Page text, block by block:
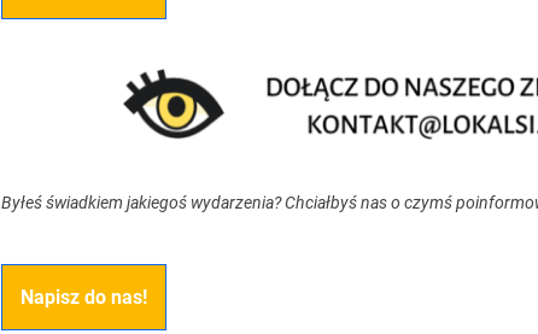
Byłeś świadkiem jakiegoś wydarzenia? Chciałbyś nas o czymś
Napisz do nas!